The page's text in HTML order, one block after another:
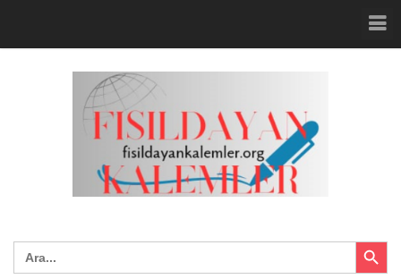
Search
for:
Search Button